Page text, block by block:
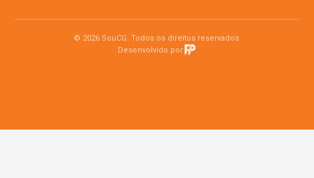
© 2026 SouCG. Todos os direitos reservados.
Desenvolvido por